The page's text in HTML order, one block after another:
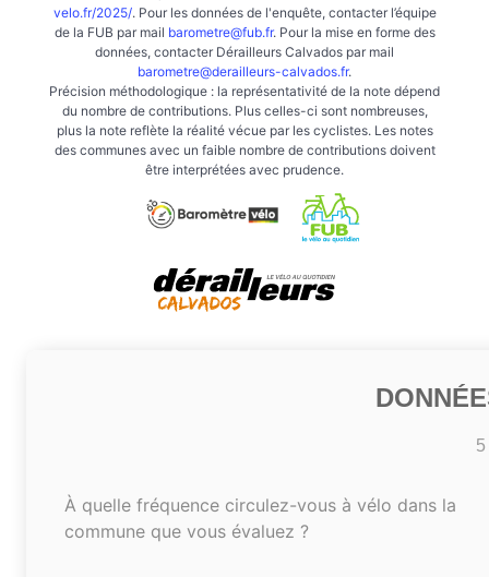
velo.fr/2025/. Pour les données de l'enquête, contacter l’équipe
de la FUB par mail barometre@fub.fr. Pour la mise en forme des
données, contacter Dérailleurs Calvados par mail
barometre@derailleurs-calvados.fr.
Précision méthodologique : la représentativité de la note dépend
du nombre de contributions. Plus celles-ci sont nombreuses,
plus la note reflète la réalité vécue par les cyclistes. Les notes
des communes avec un faible nombre de contributions doivent
être interprétées avec prudence.
5
À quelle fréquence circulez-vous à vélo dans la
commune que vous évaluez ?